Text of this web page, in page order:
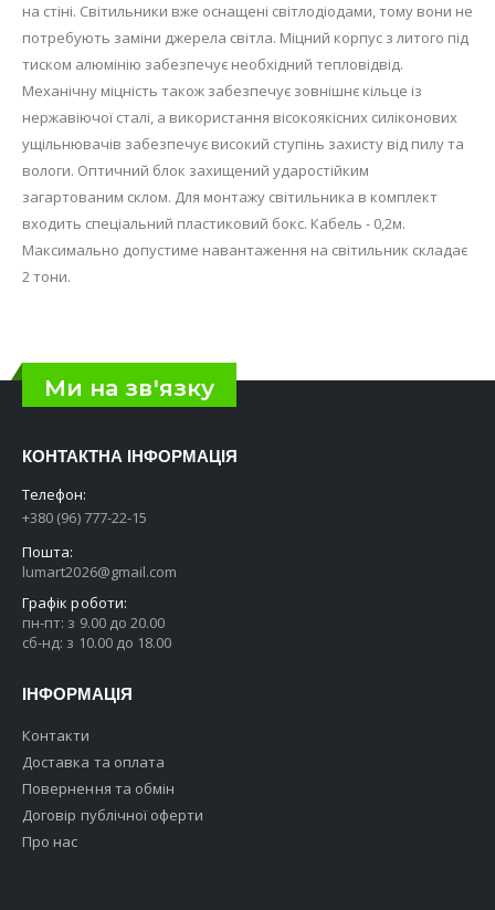
на стіні. Світильники вже оснащені світлодіодами, тому вони не
потребують заміни джерела світла. Міцний корпус з литого під
тиском алюмінію забезпечує необхідний тепловідвід.
Механічну міцність також забезпечує зовнішнє кільце із
нержавіючої сталі, а використання вісокоякісних силіконових
ущільнювачів забезпечує високий ступінь захисту від пилу та
вологи. Оптичний блок захищений ударостійким
загартованим склом. Для монтажу світильника в комплект
входить спеціальний пластиковий бокс. Кабель - 0,2м.
Максимально допустиме навантаження на світильник складає
2 тони.
Ми на зв'язку
КОНТАКТНА ІНФОРМАЦІЯ
Телефон:
+380 (96) 777-22-15
Пошта:
lumart2026@gmail.com
Графік роботи:
пн-пт: з 9.00 до 20.00
сб-нд: з 10.00 до 18.00
ІНФОРМАЦІЯ
Контакти
Доставка та оплата
Повернення та обмін
Договір публічної оферти
Про нас